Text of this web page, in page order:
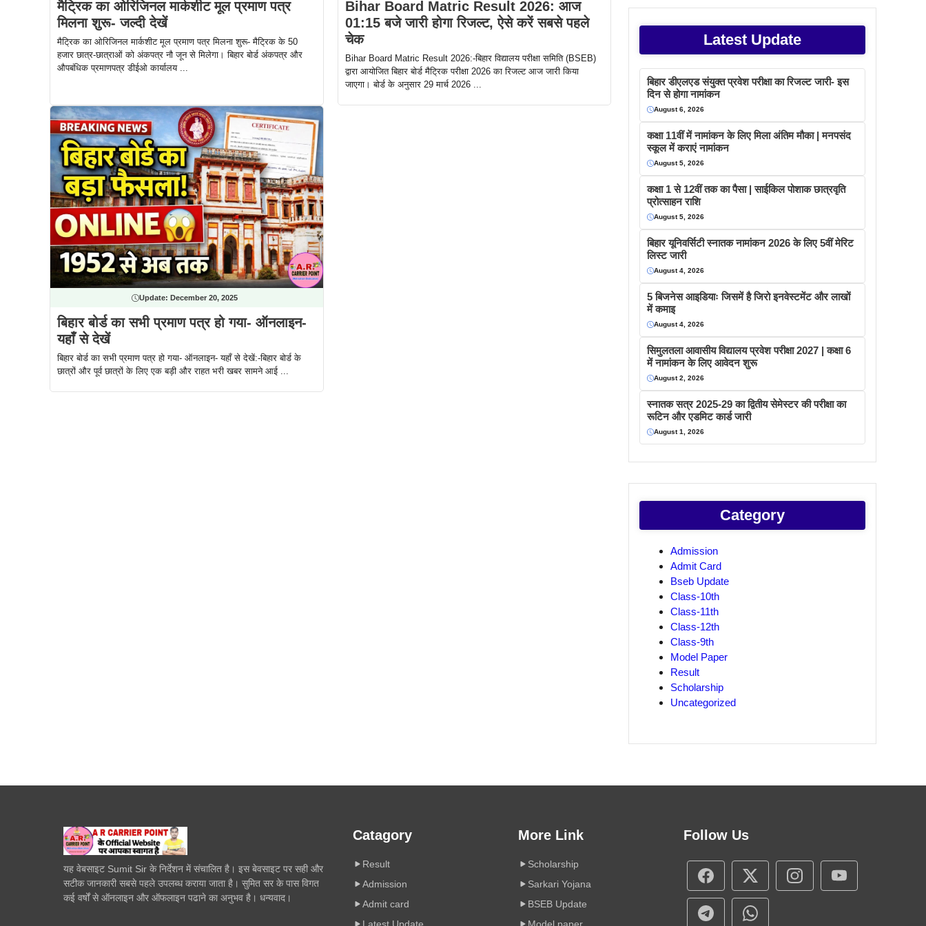
मैट्रिक का ओरिजिनल मार्कशीट मूल प्रमाण पत्र
मिलना शुरू- जल्दी देखें
मैट्रिक का ओरिजिनल मार्कशीट मूल प्रमाण पत्र मिलना शुरू- मैट्रिक के 50
हजार छात्र-छात्राओं को अंकपत्र नौ जून से मिलेगा। बिहार बोर्ड अंकपत्र और
औपबंधिक प्रमाणपत्र डीईओ कार्यालय ...
Bihar Board Matric Result 2026: आज
01:15 बजे जारी होगा रिजल्ट, ऐसे करें सबसे पहले
चेक
Bihar Board Matric Result 2026:-बिहार विद्यालय परीक्षा समिति (BSEB)
द्वारा आयोजित बिहार बोर्ड मैट्रिक परीक्षा 2026 का रिजल्ट आज जारी किया
जाएगा। बोर्ड के अनुसार 29 मार्च 2026 ...
Update:December 20, 2025
बिहार बोर्ड का सभी प्रमाण पत्र हो गया- ऑनलाइन-
यहाँ से देखें
बिहार बोर्ड का सभी प्रमाण पत्र हो गया- ऑनलाइन- यहाँ से देखें:-बिहार बोर्ड के
छात्रों और पूर्व छात्रों के लिए एक बड़ी और राहत भरी खबर सामने आई ...
Latest Update
बिहार डीएलएड संयुक्त प्रवेश परीक्षा का रिजल्ट जारी- इस
दिन से होगा नामांकन
August 6, 2026
कक्षा 11वीं में नामांकन के लिए मिला अंतिम मौका | मनपसंद
स्कूल में कराएं नामांकन
August 5, 2026
कक्षा 1 से 12वीं तक का पैसा | साईकिल पोशाक छात्रवृति
प्रोत्साहन राशि
August 5, 2026
बिहार यूनिवर्सिटी स्नातक नामांकन 2026 के लिए 5वीं मेरिट
लिस्ट जारी
August 4, 2026
5 बिजनेस आइडियाः जिसमें है जिरो इनवेस्टमेंट और लाखों
में कमाइ
August 4, 2026
सिमुलतला आवासीय विद्यालय प्रवेश परीक्षा 2027 | कक्षा 6
में नामांकन के लिए आवेदन शुरू
August 2, 2026
स्नातक सत्र 2025-29 का द्वितीय सेमेस्टर की परीक्षा का
रूटिन और एडमिट कार्ड जारी
August 1, 2026
Category
Admission
Admit Card
Bseb Update
Class-10th
Class-11th
Class-12th
Class-9th
Model Paper
Result
Scholarship
Uncategorized
यह वेबसाइट Sumit Sir के निर्देशन में संचालित है। इस बेवसाइट पर सही और
सटीक जानकारी सबसे पहले उपलब्ध कराया जाता है। सुमित सर के पास विगत
कई वर्षों से ऑनलाइन और ऑफलाइन पढाने का अनुभव है। धन्यवाद।
Catagory
Result
Admission
Admit card
Latest Update
More Link
Scholarship
Sarkari Yojana
BSEB Update
Model paper
Follow Us